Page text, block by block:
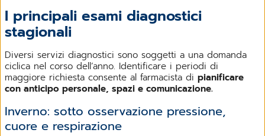
I principali esami diagnostici
stagionali
Diversi servizi diagnostici sono soggetti a una domanda
ciclica nel corso dell’anno. Identificare i periodi di
maggiore richiesta consente al farmacista di pianificare
con anticipo personale, spazi e comunicazione.
Inverno: sotto osservazione pressione,
cuore e respirazione